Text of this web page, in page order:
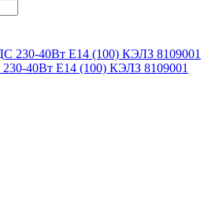
40Вт E14 (100) КЭЛЗ 8109001